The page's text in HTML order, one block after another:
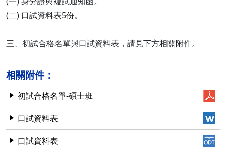
(二) 口試資料表5份。
三、初試合格名單與口試資料表，請見下方相關附件。
相關附件：
初試合格名單-碩士班
口試資料表
口試資料表